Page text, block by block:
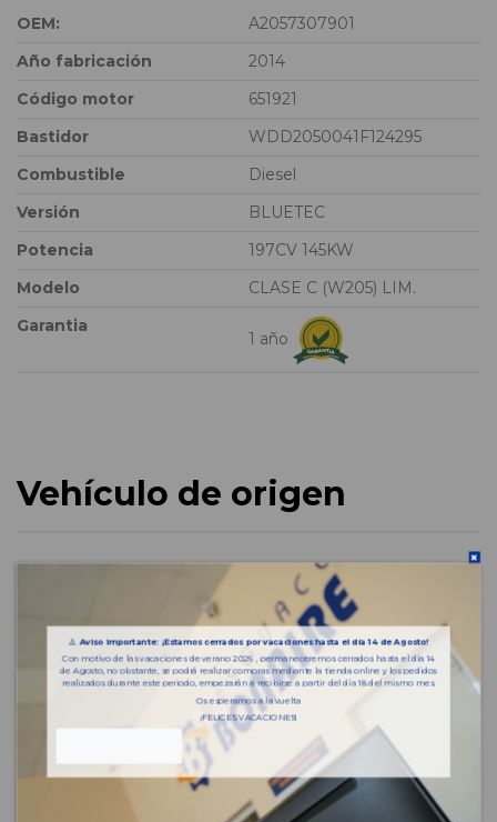
OEM:
A2057307901
Año fabricación
2014
Código motor
651921
Bastidor
WDD2050041F124295
Combustible
Diesel
Versión
BLUETEC
Potencia
197CV 145KW
Modelo
CLASE C (W205) LIM.
Garantia
1 año
Vehículo de origen
⚠️Aviso importante: ¡Estamos cerrados por vacaciones hasta el día 14 de Agosto!
Con motivo de las vacaciones de verano 2026 , permaneceremos cerrados hasta el día 14
de Agosto, no obstante, se podrá realizar compras mediante la tienda online y los pedidos
realizados durante este periodo, empezarán a recibirse a partir del día 18 del mismo mes.
Os esperamos a la vuelta
¡FELICES VACACIONES!